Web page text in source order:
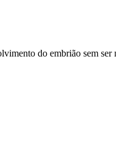
do embrião sem